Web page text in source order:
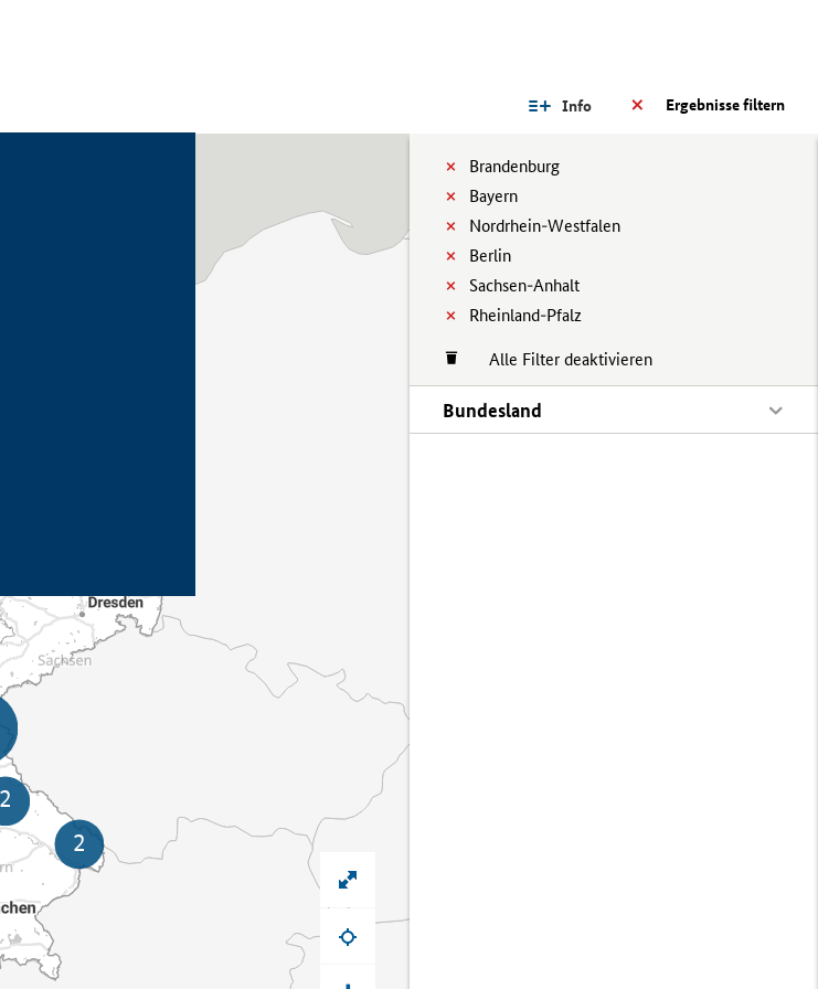
Ergebnisse filtern
Info
Brandenburg
Bayern
Nordrhein-Westfalen
Berlin
Sachsen-Anhalt
Rheinland-Pfalz
Alle Filter deaktivieren
Bundesland